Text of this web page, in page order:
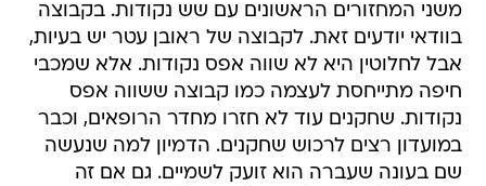
משני המחזורים הראשונים עם שש נקודות. בקבוצה
בוודאי יודעים זאת. לקבוצה של ראובן עטר יש בעיות,
אבל לחלוטין היא לא שווה אפס נקודות. אלא שמכבי
חיפה מתייחסת לעצמה כמו קבוצה ששווה אפס
נקודות. שחקנים עוד לא חזרו מחדר הרופאים, וכבר
במועדון רצים לרכוש שחקנים. הדמיון למה שנעשה
שם בעונה שעברה הוא זועק לשמיים. גם אם זה